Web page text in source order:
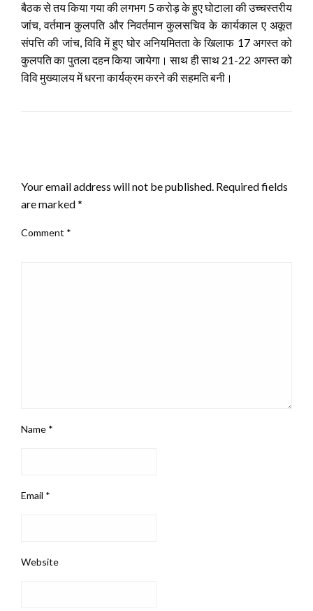
बैठक से तय किया गया की लगभग 5 करोड़ के हुए घोटाला की उच्चस्तरीय
जांच, वर्तमान कुलपति और निवर्तमान कुलसचिव के कार्यकाल ए अकूत
संपत्ति की जांच, विवि में हुए घोर अनियमितता के खिलाफ 17 अगस्त को
कुलपति का पुतला दहन किया जायेगा। साथ ही साथ 21-22 अगस्त को
विवि मुख्यालय में धरना कार्यक्रम करने की सहमति बनी।
Your email address will not be published. Required fields
are marked*
Comment *
Name *
Email *
Website